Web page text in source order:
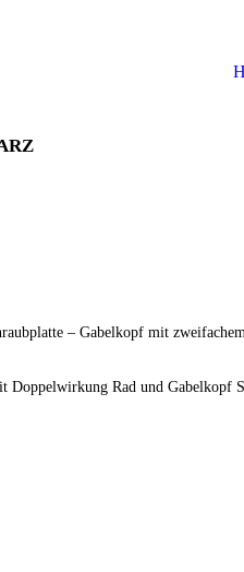
– Gabelkopf mit
Doppelwirkung Rad und Gabelkopf